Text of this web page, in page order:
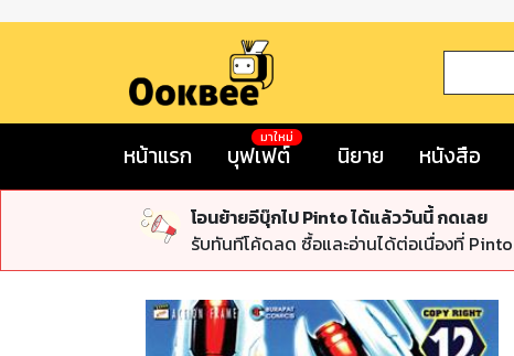
หน้าแรก บุฟเฟต์
มาใหม่
นิยาย หนังสือ
โอนย้ายอีบุ๊กไป Pinto ได้แล้ววันนี้ กดเลย
รับทันทีโค้ดลด ซื้อและอ่านได้ต่อเนื่องที่ Pinto